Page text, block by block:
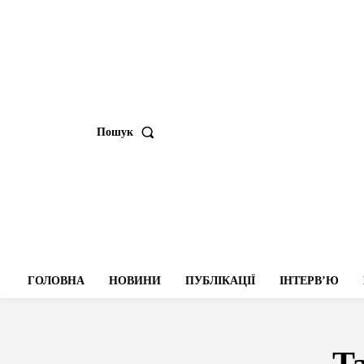
Пошук
ГОЛОВНА НОВИНИ ПУБЛІКАЦІЇ ІНТЕРВʼЮ